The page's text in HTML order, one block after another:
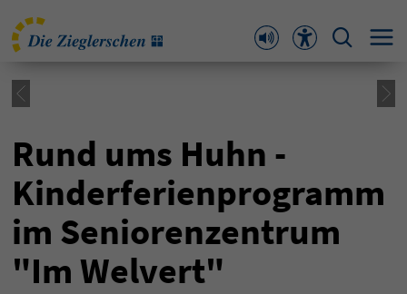
Rund ums Huhn -
Kinderferienprogramm
im Seniorenzentrum
"Im Welvert"